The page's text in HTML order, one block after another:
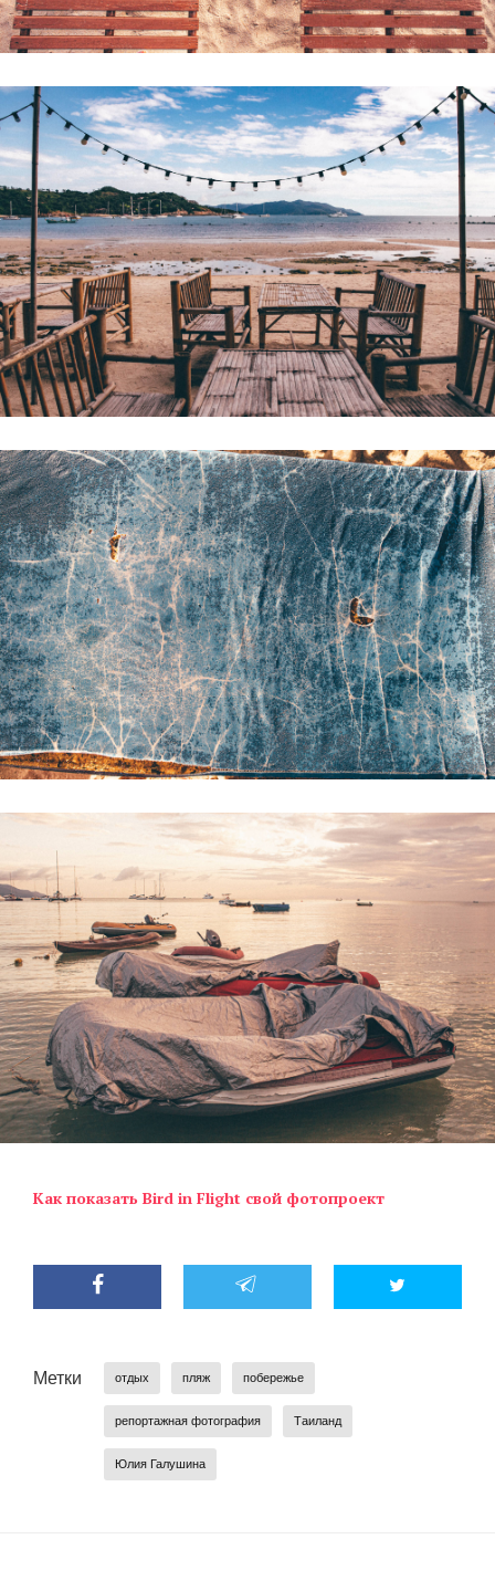
Как показать Bird in Flight свой фотопроект
Метки отдых пляж побережье
репортажная фотография Таиланд
Юлия Галушина